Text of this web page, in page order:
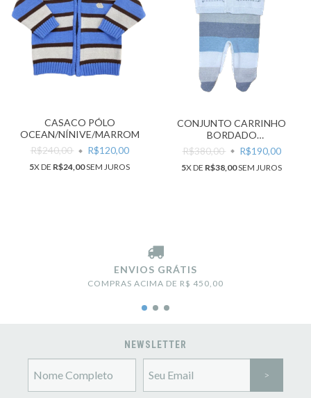
CASACO PÓLO
OCEAN/NÍNIVE/MARROM
R$240,00
R$120,00
5X DE R$24,00SEM JUROS
CONJUNTO CARRINHO
BORDADO
AZUL/BRANCO/CINZA
R$380,00 R$190,00
5X DE R$38,00SEM JUROS
ENVIOS GRÁTIS
COMPRAS ACIMA DE R$ 450,00
NEWSLETTER